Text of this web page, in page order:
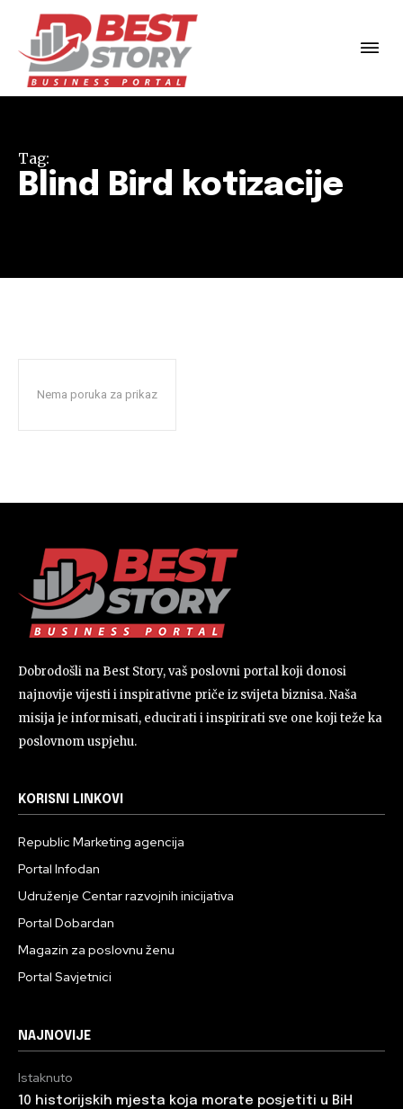
Tag:
Blind Bird kotizacije
Nema poruka za prikaz
Dobrodošli na Best Story, vaš poslovni portal koji donosi
najnovije vijesti i inspirativne priče iz svijeta biznisa. Naša
misija je informisati, educirati i inspirirati sve one koji teže ka
poslovnom uspjehu.
KORISNI LINKOVI
Republic Marketing agencija
Portal Infodan
Udruženje Centar razvojnih inicijativa
Portal Dobardan
Magazin za poslovnu ženu
Portal Savjetnici
NAJNOVIJE
Istaknuto
10 historijskih mjesta koja morate posjetiti u BiH